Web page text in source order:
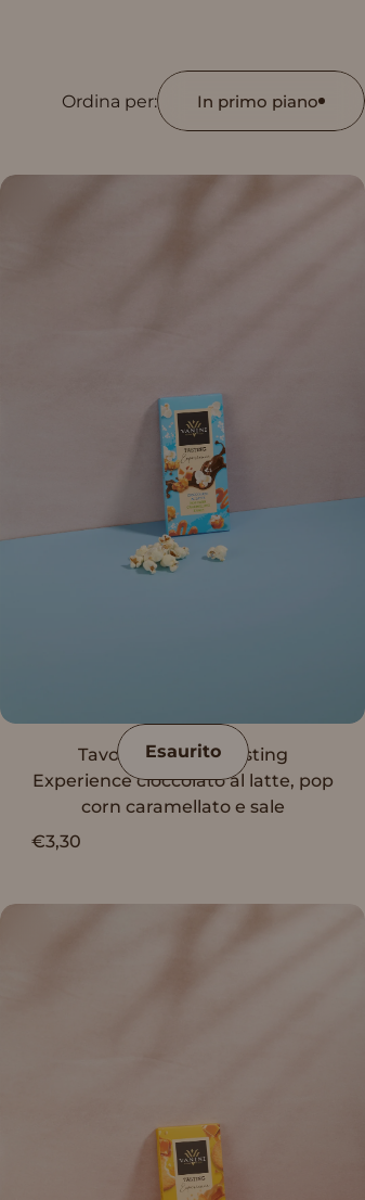
Ordina per: In primo piano
Esaurito
Tavoletta Vanini Tasting
Experience cioccolato al latte, pop
corn caramellato e sale
€3,30